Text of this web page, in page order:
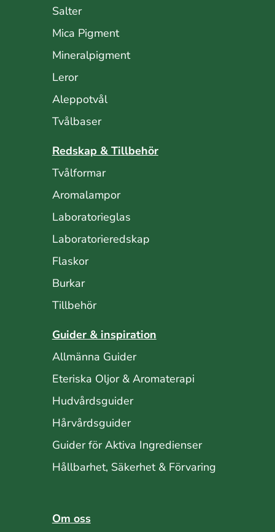
Salter
Mica Pigment
Mineralpigment
Leror
Aleppotvål
Tvålbaser
Redskap & Tillbehör
Tvålformar
Aromalampor
Laboratorieglas
Laboratorieredskap
Flaskor
Burkar
Tillbehör
Guider & inspiration
Allmänna Guider
Eteriska Oljor & Aromaterapi
Hudvårdsguider
Hårvårdsguider
Guider för Aktiva Ingredienser
Hållbarhet, Säkerhet & Förvaring
Om oss